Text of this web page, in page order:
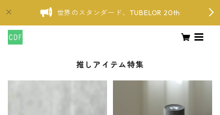
世界のスタンダード、TUBELOR 20th
推しアイテム特集